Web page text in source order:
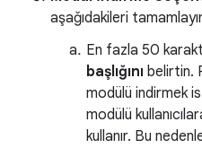
aşağıdakileri
En fazla 50
başlığını belirtin.
modülü indirmek
modülü
kullanır. Bu